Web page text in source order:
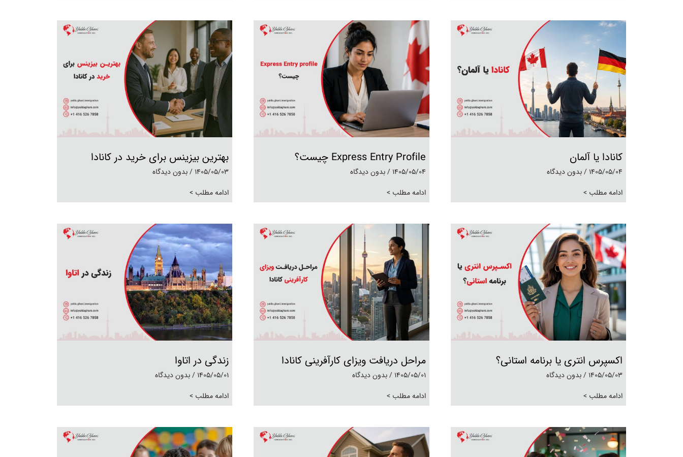
کانادا یا آلمان
1405/05/04 بدون دیدگاه
ادامه مطلب >
Express Entry Profile چیست؟
1405/05/04
بدون دیدگاه
ادامه مطلب >
بهترین بیزینس برای خرید در کانادا
1405/05/03 بدون دیدگاه
ادامه مطلب >
اکسپرس انتری یا برنامه استانی؟
1405/05/03 بدون دیدگاه
ادامه مطلب >
مراحل دریافت ویزای کارآفرینی کانادا
1405/05/01
بدون دیدگاه
ادامه مطلب >
زندگی در اتاوا
1405/05/01 بدون دیدگاه
ادامه مطلب >